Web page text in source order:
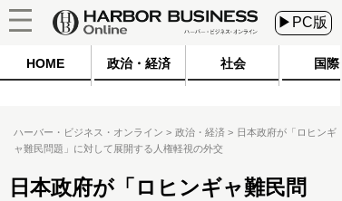
▶PC版
HOME 政治・経済 社会 国際
ハーバー・ビジネス・オンライン 政治・経済
日本政府が「ロヒンギ
ャ難民問題」に対して展開する人権軽視の外交
日本政府が「ロヒンギャ難民問